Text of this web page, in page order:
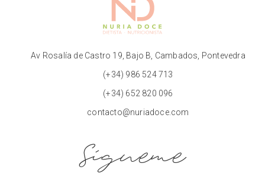
Av Rosalía de Castro 19, Bajo B, Cambados, Pontevedra
(+34) 986 524 713
(+34) 652 820 096
contacto@nuriadoce.com
Sígueme